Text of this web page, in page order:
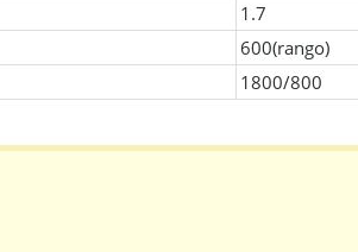
1.7
600(rango)
1800/800